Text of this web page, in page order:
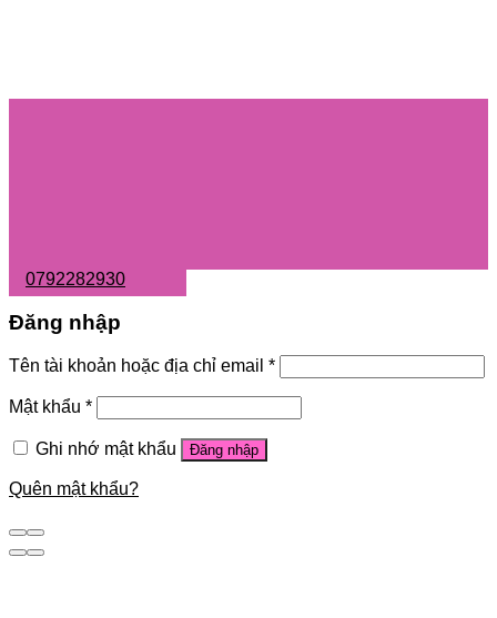
0792282930
Đăng nhập
Tên tài khoản hoặc địa chỉ email *
Mật khẩu *
Ghi nhớ mật khẩu Đăng nhập
Quên mật khẩu?